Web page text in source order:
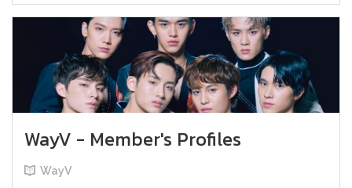
WayV - Member's Profiles
WayV